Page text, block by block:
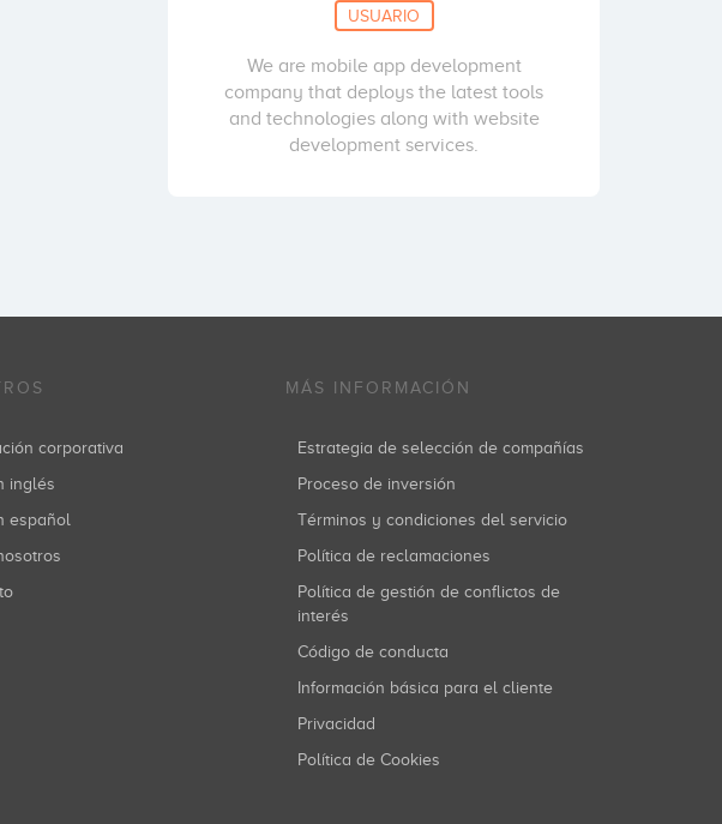
USUARIO
We are mobile app development
company that deploys the latest tools
and technologies along with website
development services.
corporativa
inglés
español
MÁS INFORMACIÓN
Estrategia de selección de compañías
Proceso de inversión
Términos y condiciones del servicio
Política de reclamaciones
Política de gestión de conflictos de
interés
Código de conducta
Información básica para el cliente
Privacidad
Política de Cookies